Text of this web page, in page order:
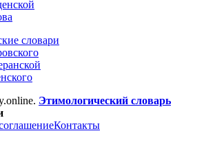
словари
Этимологический словарь
Контакты